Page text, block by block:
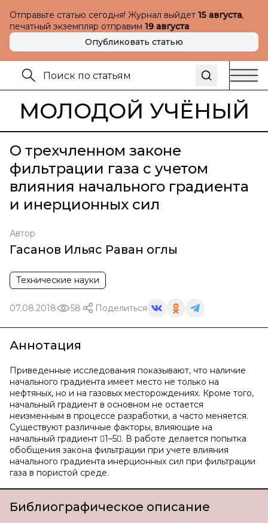
Отправьте статью сегодня! Журнал выйдет 15 августа,
печатный экземпляр отправим 19 августа
Опубликовать статью
МОЛОДОЙ УЧЁНЫЙ
О трехчленном законе
фильтрации газа с учетом
влияния начального градиента
и инерционных сил
Автор
Гасанов Ильяс Раван оглы
Технические науки
07.08.2018 58 Поделиться
Аннотация
Приведенные исследования показывают, что наличие
начального градиента имеет место не только на
нефтяных, но и на газовых месторождениях. Кроме того,
начальный градиент в основном не остается
неизменным в процессе разработки, а часто меняется.
Существуют различные факторы, влияющие на
начальный градиент 1–5. В работе делается попытка
обобщения закона фильтрации при учете влияния
начального градиента инерционных сил при фильтрации
газа в пористой среде.
Библиографическое описание